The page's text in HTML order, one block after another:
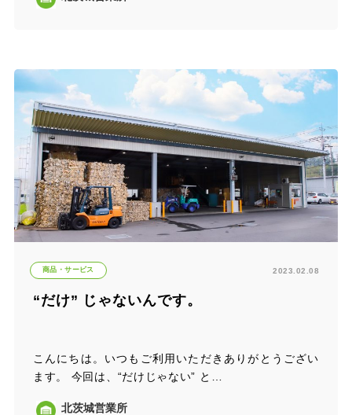
商品・サービス 2023.02.08
“だけ” じゃないんです。
こんにちは。いつもご利用いただきありがとうござい
ます。 今回は、“だけじゃない” と…
北茨城営業所